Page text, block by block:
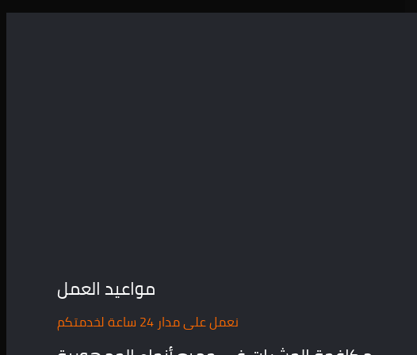
مواعيد العمل
نعمل على مدار 24 ساعة لخدمتكم